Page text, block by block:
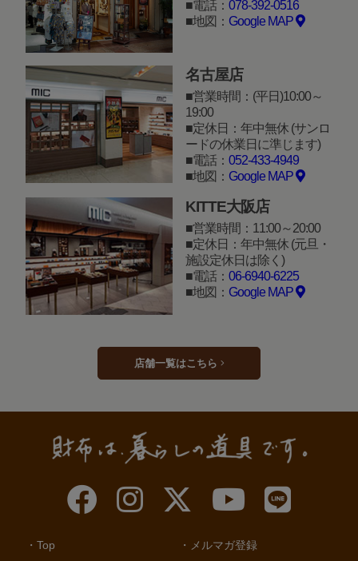
電話： 078-392-0516
地図： Google MAP
名古屋店
営業時間：(平日)10:00～
19:00
定休日：年中無休 (サンロ
ードの休業日に準じます)
電話： 052-433-4949
地図： Google MAP
KITTE大阪店
営業時間：11:00～20:00
定休日：年中無休 (元旦・
施設定休日は除く)
電話： 06-6940-6225
地図： Google MAP
店舗一覧はこちら
Top メルマガ登録